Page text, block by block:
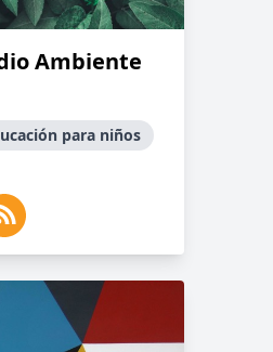
Ambiente
para niños